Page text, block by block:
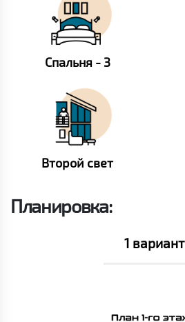
Спальня - 3
Второй свет
Планировка:
1 вариант